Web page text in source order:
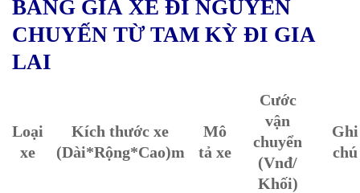
BẢNG GIÁ XE ĐI NGUYÊN
CHUYẾN TỪ TAM KỲ ĐI GIA
LAI
Loại
xe
Kích thước xe
(Dài*Rộng*Cao)m
Mô
tả xe
Cước
vận
chuyển
(Vnđ/
Khối)
Ghi
chú